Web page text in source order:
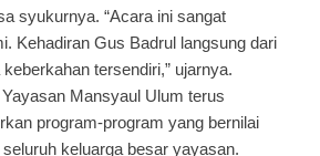
syukurnya. “Acara ini sangat
Kehadiran Gus Badrul langsung dari
tersendiri,” ujarnya.
Mansyaul Ulum terus
program-program yang bernilai
keluarga besar yayasan.